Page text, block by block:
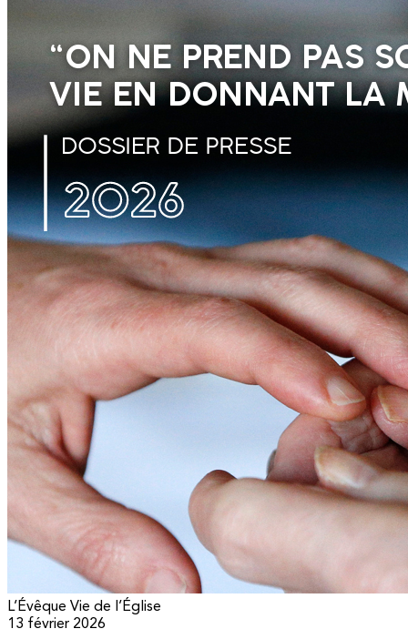
L’Évêque Vie de l’Église
13 février 2026